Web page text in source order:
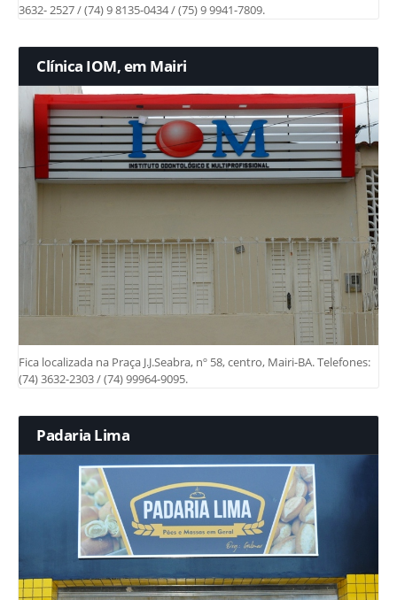
3632- 2527 / (74) 9 8135-0434 / (75) 9 9941-7809.
Clínica IOM, em Mairi
Fica localizada na Praça J.J.Seabra, nº 58, centro, Mairi-BA. Telefones:
(74) 3632-2303 / (74) 99964-9095.
Padaria Lima